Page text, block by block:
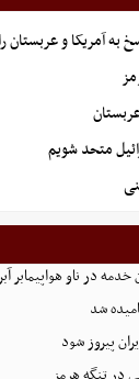
آمریکا و عربستان
متحد شویم
در ناو هواپیمابر
شد
پیروز شود